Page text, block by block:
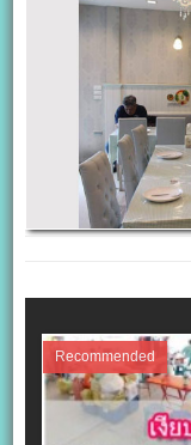
Recommended